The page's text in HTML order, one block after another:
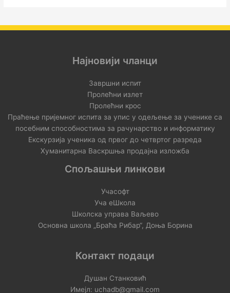
Најновији чланци
Завршни испит
Пролећни излет
Пролећни крос
Праћење пријемног испита за упис у одељење за ученике са
посебним способностима за рачунарство и информатику
Екскурзија ученика од првог до четвртог разреда
Хуманитарна Васкршња продајна изложба
Спољашњи линкови
Учасофт
Уча еШкола
Школска управа Ваљево
Основна школа „Браћа Рибар“, Доња Борина
Контакт подаци
Душан Станковић
Имејл: uchadb@gmail.com